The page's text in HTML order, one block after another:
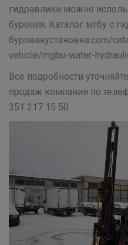
гидравлики можно
бурения. Каталог мгбу с
буроваяустановка.com/
vehicle/mgbu-water-
Все подробности
продаж компании по
351 217 15 50